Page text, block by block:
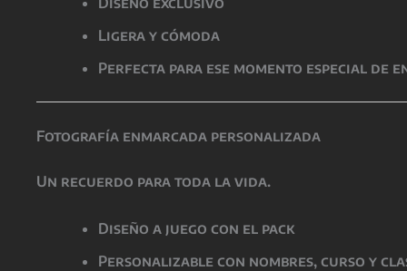
Ligera y cómoda
Perfecta para ese momento especial de
Fotografía enmarcada personalizada
Un recuerdo para toda la vida.
Diseño a juego con el pack
Personalizable con nombres, curso y